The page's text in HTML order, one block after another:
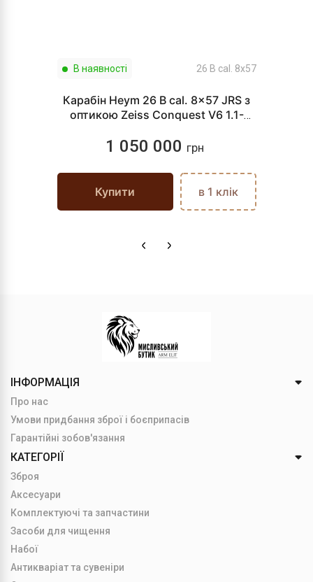
В наявності 26 B cal. 8x57
Карабін Heym 26 B cal. 8x57 JRS з
оптикою Zeiss Conquest V6 1.1-
1 050 000 грн
Купити в 1 клік
ІНФОРМАЦІЯ
Про нас
Умови придбання зброї і боєприпасів
Гарантійні зобов'язання
КАТЕГОРІЇ
Зброя
Аксесуари
Комплектуючі та запчастини
Засоби для чищення
Набої
Антикваріат та сувеніри